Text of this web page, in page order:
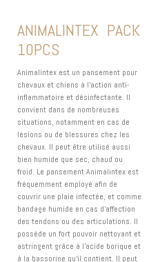
EXCLU WEB !
ANIMALINTEX PACK
10PCS
Animalintex est un pansement pour
chevaux et chiens à l’action anti-
inflammatoire et désinfectante. Il
convient dans de nombreuses
situations, notamment en cas de
lésions ou de blessures chez les
chevaux. Il peut être utilisé aussi
bien humide que sec, chaud ou
froid. Le pansement Animalintex est
fréquemment employé afin de
couvrir une plaie infectée, et comme
bandage humide en cas d’affection
des tendons ou des articulations. Il
possède un fort pouvoir nettoyant et
astringent grâce à l’acide borique et
à la bassorine qu’il contient. Il peut